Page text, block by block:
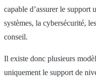
capable d’assurer le support
systèmes, la cybersécurité,
conseil.
Il existe donc plusieurs
uniquement le support de